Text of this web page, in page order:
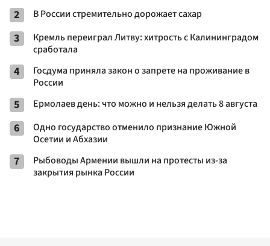
2 В России стремительно дорожает сахар
3
Кремль переиграл Литву: хитрость с Калининградом
сработала
4
Госдума приняла закон о запрете на проживание в
России
5 Ермолаев день: что можно и нельзя делать 8 августа
6
Одно государство отменило признание Южной
Осетии и Абхазии
7
Рыбоводы Армении вышли на протесты из-за
закрытия рынка России